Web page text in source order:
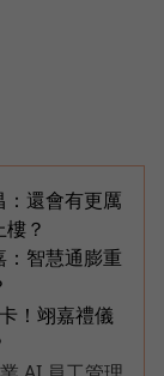
還會有更厲
？
智慧通膨重
！翊嘉禮儀